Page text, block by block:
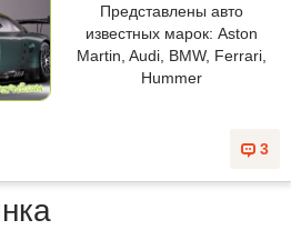
Представлены авто
известных марок: Aston
Martin, Audi, BMW, Ferrari,
Hummer
3